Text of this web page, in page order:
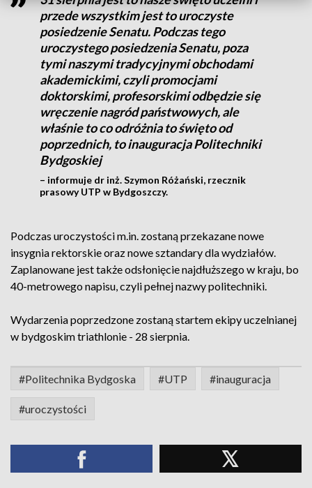
przede wszystkim jest to uroczyste
posiedzenie Senatu. Podczas tego
uroczystego posiedzenia Senatu, poza
tymi naszymi tradycyjnymi obchodami
akademickimi, czyli promocjami
doktorskimi, profesorskimi odbędzie się
wręczenie nagród państwowych, ale
właśnie to co odróżnia to święto od
poprzednich, to inauguracja Politechniki
Bydgoskiej
– informuje dr inż. Szymon Różański, rzecznik
prasowy UTP w Bydgoszczy.
Podczas uroczystości m.in. zostaną przekazane nowe
insygnia rektorskie oraz nowe sztandary dla wydziałów.
Zaplanowane jest także odsłonięcie najdłuższego w kraju, bo
40-metrowego napisu, czyli pełnej nazwy politechniki.
Wydarzenia poprzedzone zostaną startem ekipy uczelnianej
w bydgoskim triathlonie - 28 sierpnia.
#Politechnika Bydgoska #UTP #inauguracja
#uroczystości